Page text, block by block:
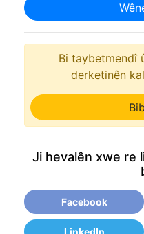
Bi taybetmendî
derketinên
Ji hevalên xwe re
Facebook
LinkedIn